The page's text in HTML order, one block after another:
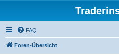
FAQ
Foren-Übersicht